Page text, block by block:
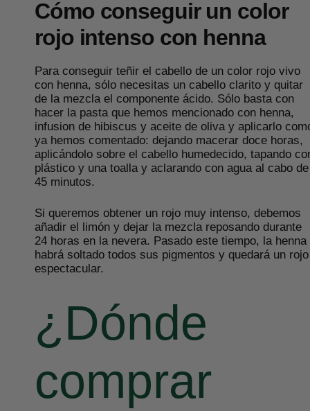
Cómo conseguir un color
rojo intenso con henna
Para conseguir teñir el cabello de un color rojo vivo
con henna, sólo necesitas un cabello clarito y quitar
de la mezcla el componente ácido. Sólo basta con
hacer la pasta que hemos mencionado con henna,
infusion de hibiscus y aceite de oliva y aplicarlo
ya hemos comentado: dejando macerar doce horas,
aplicándolo sobre el cabello humedecido, tapando
plástico y una toalla y aclarando con agua al cabo de
45 minutos.
Si queremos obtener un rojo muy intenso, debemos
añadir el limón y dejar la mezcla reposando durante
24 horas en la nevera. Pasado este tiempo, la henna
habrá soltado todos sus pigmentos y quedará un rojo
espectacular.
¿Dónde
comprar